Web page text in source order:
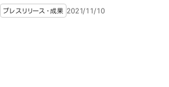
プレスリリース・成果 2021/11/10